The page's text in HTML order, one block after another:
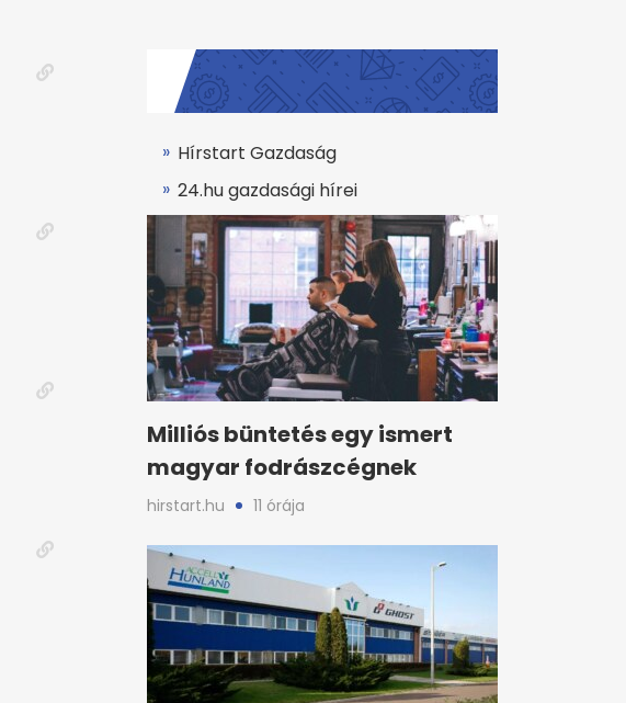
Hírstart Gazdaság
24.hu gazdasági hírei
Milliós büntetés egy ismert
magyar fodrászcégnek
hirstart.hu 11 órája